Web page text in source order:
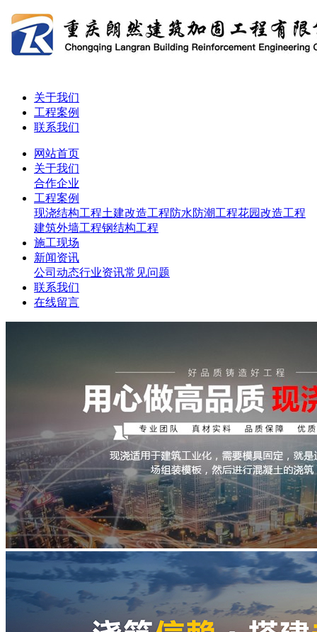
关于我们
工程案例
联系我们
网站首页
关于我们
合作企业
工程案例
现浇结构工程土建改造工程防水防潮工程花园改造工程
建筑外墙工程钢结构工程
施工现场
新闻资讯
公司动态行业资讯常见问题
联系我们
在线留言